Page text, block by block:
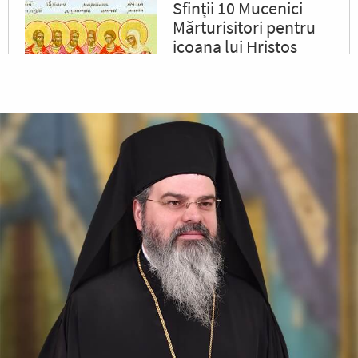
Sfinții 10 Mucenici
Mărturisitori pentru
icoana lui Hristos
Iar tiranul, văzând acest lucru,
a poruncit să le ardă fețele cu
fiare arse,...
✝) Duminica a 10-a
după Rusalii
(Vindecarea
lunaticului)
În vremea aceea s-a apropiat
de Iisus un om, îngenunchind
înaintea Lui și zicându-I:
Doamne, miluiește pe fiul
meu, că este lunatic și